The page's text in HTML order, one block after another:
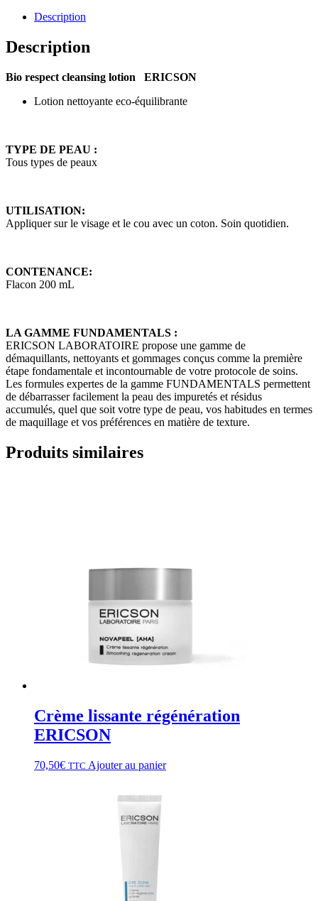
Description
Description
Bio respect cleansing lotion ERICSON
Lotion nettoyante eco-équilibrante
TYPE DE PEAU :
Tous types de peaux
UTILISATION:
Appliquer sur le visage et le cou avec un coton. Soin quotidien.
CONTENANCE:
Flacon 200 mL
LA GAMME FUNDAMENTALS :
ERICSON LABORATOIRE propose une gamme de
démaquillants, nettoyants et gommages conçus comme la première
étape fondamentale et incontournable de votre protocole de soins.
Les formules expertes de la gamme FUNDAMENTALS permettent
de débarrasser facilement la peau des impuretés et résidus
accumulés, quel que soit votre type de peau, vos habitudes en termes
de maquillage et vos préférences en matière de texture.
Produits similaires
Crème lissante régénération
ERICSON
70,50€ TTC Ajouter au panier